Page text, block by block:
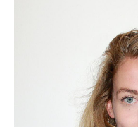
... alle
Hängeleuchten &
Tischleuchten